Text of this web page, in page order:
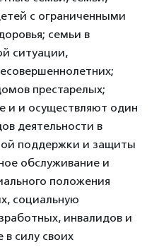
с ограниченными
семьи в
ситуации,
престарелых;
и и осуществляют один
деятельности в
поддержки и защиты
обслуживание и
положения
социальную
инвалидов и
силу своих